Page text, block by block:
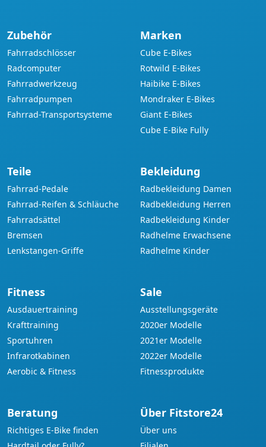
Zubehör
Fahrradschlösser
Radcomputer
Fahrradwerkzeug
Fahrradpumpen
Fahrrad-Transportsysteme
Marken
Cube E-Bikes
Rotwild E-Bikes
Haibike E-Bikes
Mondraker E-Bikes
Giant E-Bikes
Cube E-Bike Fully
Teile
Fahrrad-Pedale
Fahrrad-Reifen & Schläuche
Fahrradsättel
Bremsen
Lenkstangen-Griffe
Bekleidung
Radbekleidung Damen
Radbekleidung Herren
Radbekleidung Kinder
Radhelme Erwachsene
Radhelme Kinder
Fitness
Ausdauertraining
Krafttraining
Sportuhren
Infrarotkabinen
Aerobic & Fitness
Sale
Ausstellungsgeräte
2020er Modelle
2021er Modelle
2022er Modelle
Fitnessprodukte
Beratung
Richtiges E-Bike finden
Über Fitstore24
Über uns